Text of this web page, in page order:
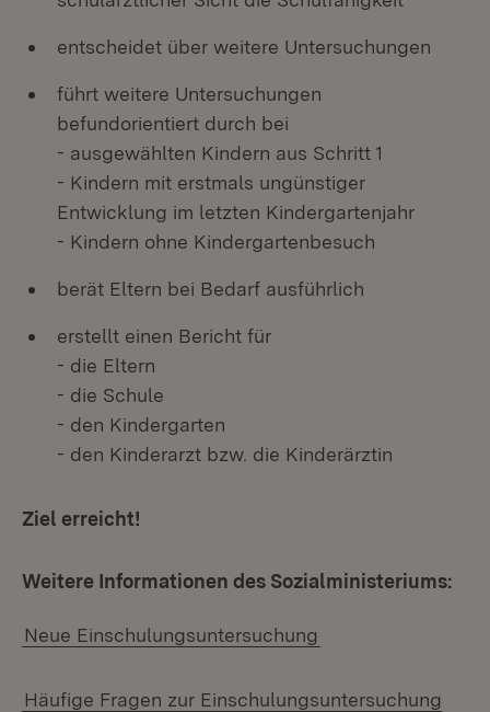
entscheidet über weitere Untersuchungen
führt weitere Untersuchungen
befundorientiert durch bei
- ausgewählten Kindern aus Schritt 1
- Kindern mit erstmals ungünstiger
Entwicklung im letzten Kindergartenjahr
- Kindern ohne Kindergartenbesuch
berät Eltern bei Bedarf ausführlich
erstellt einen Bericht für
- die Eltern
- die Schule
- den Kindergarten
- den Kinderarzt bzw. die Kinderärztin
Ziel erreicht!
Weitere Informationen des Sozialministeriums:
Neue Einschulungsuntersuchung
Häufige Fragen zur Einschulungsuntersuchung